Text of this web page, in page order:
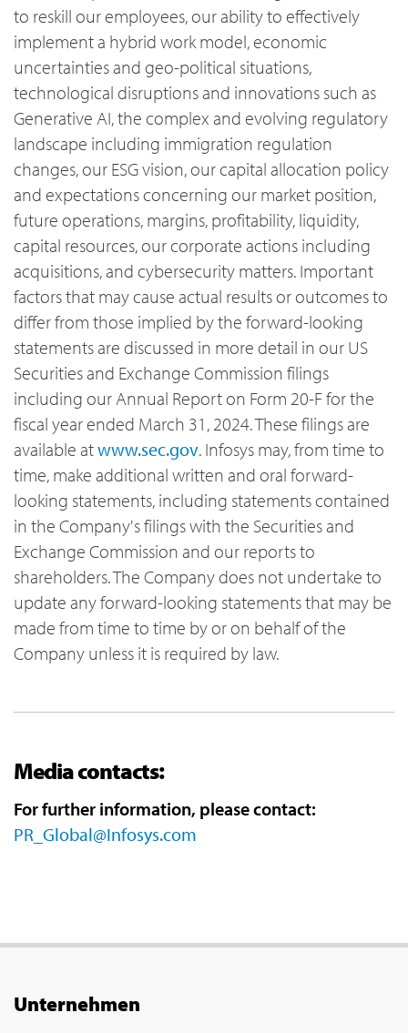
to reskill our employees, our ability to effectively
implement a hybrid work model, economic
uncertainties and geo-political situations,
technological disruptions and innovations such as
Generative AI, the complex and evolving regulatory
landscape including immigration regulation
changes, our ESG vision, our capital allocation policy
and expectations concerning our market position,
future operations, margins, profitability, liquidity,
capital resources, our corporate actions including
acquisitions, and cybersecurity matters. Important
factors that may cause actual results or outcomes to
differ from those implied by the forward-looking
statements are discussed in more detail in our US
Securities and Exchange Commission filings
including our Annual Report on Form 20-F for the
fiscal year ended March 31, 2024. These filings are
available atwww.sec.gov. Infosys may, from time to
time, make additional written and oral forward-
looking statements, including statements contained
in the Company's filings with the Securities and
Exchange Commission and our reports to
shareholders. The Company does not undertake to
update any forward-looking statements that may be
made from time to time by or on behalf of the
Company unless it is required by law.
Media contacts:
For further information, please contact:
PR_Global@Infosys.com
Unternehmen